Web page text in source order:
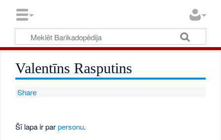
Valentīns Rasputins
Share
Šī lapa ir parpersonu.